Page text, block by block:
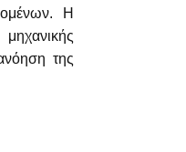
Η
της